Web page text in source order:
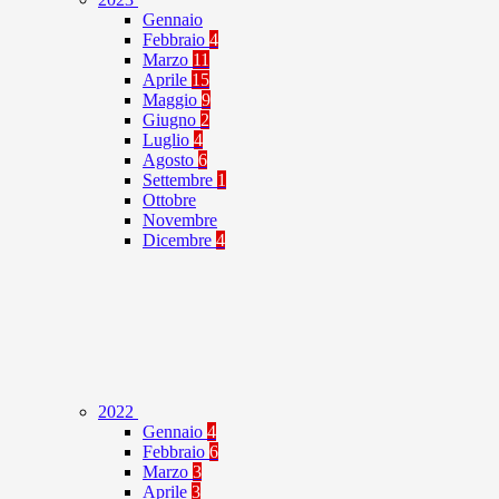
Gennaio
Febbraio 4
Marzo 11
Aprile 15
Maggio 9
Giugno 2
Luglio 4
Agosto 6
Settembre 1
Ottobre
Novembre
Dicembre 4
2022
Gennaio 4
Febbraio 6
Marzo 3
Aprile 3